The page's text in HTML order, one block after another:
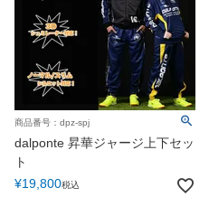
商品番号：dpz-spj
dalponte 昇華ジャージ上下セッ
ト
¥19,800税込